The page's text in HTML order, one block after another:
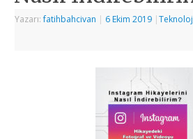
Yazarı:fatihbahcivan | 6 Ekim 2019 |